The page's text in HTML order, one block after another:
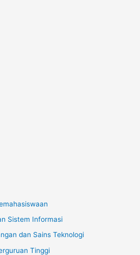
Sistem Informasi
dan Sains Teknologi
Tinggi